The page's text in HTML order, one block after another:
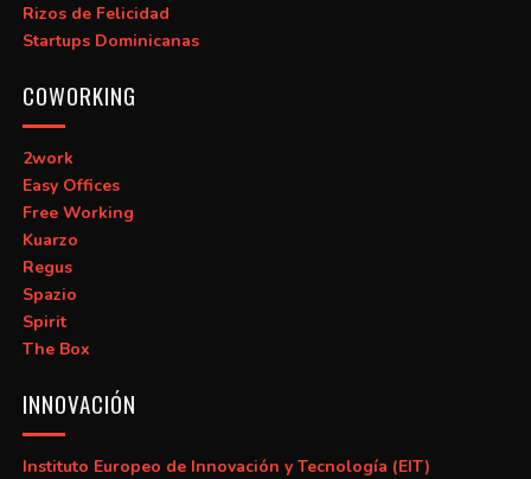
Rizos de Felicidad
Startups Dominicanas
COWORKING
2work
Easy Offices
Free Working
Kuarzo
Regus
Spazio
Spirit
The Box
INNOVACIÓN
Instituto Europeo de Innovación y Tecnología (EIT)